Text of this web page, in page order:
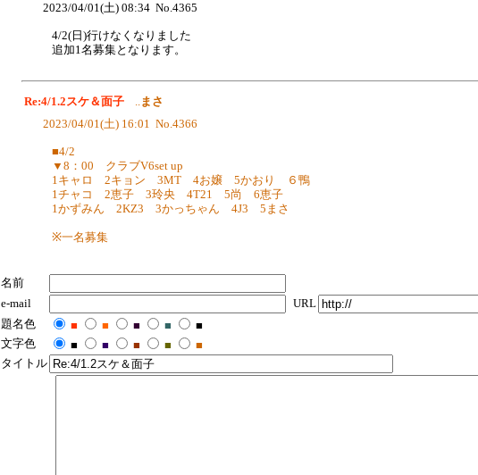
2023/04/01(土) 08:34 No.4365
4/2(日)行けなくなりました
追加1名募集となります。
Re:4/1.2スケ＆面子 ..まさ
2023/04/01(土) 16:01 No.4366
■4/2
▼8：00 クラブV6set up
1キャロ 2キョン 3MT 4お嬢 5かおり ６鴨
1チャコ 2恵子 3玲央 4T21 5尚 6恵子
1かずみん 2KZ3 3かっちゃん 4J3 5まさ
※一名募集
名前
e-mail
URL
題名色
■ ■ ■ ■
■
文字色
■ ■ ■ ■
■
タイトル